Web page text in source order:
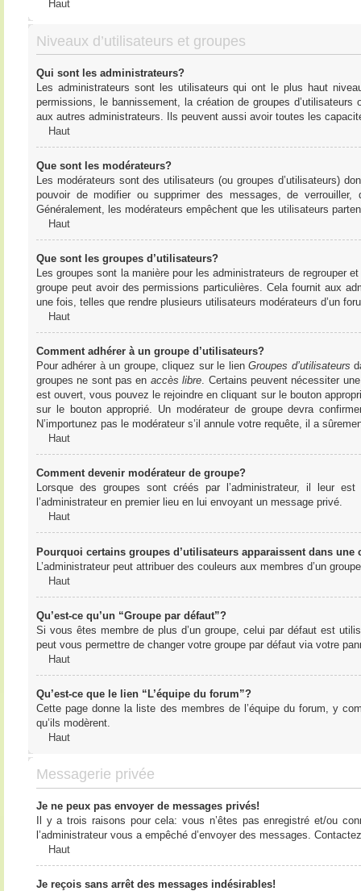
Haut
Niveaux d’utilisateurs et groupes
Qui sont les administrateurs?
Les administrateurs sont les utilisateurs qui ont le plus haut
permissions, le bannissement, la création de groupes
aux autres administrateurs. Ils peuvent aussi avoir toutes les
Haut
Que sont les modérateurs?
Les modérateurs sont des utilisateurs (ou groupes d’utilisateurs)
pouvoir de modifier ou supprimer des messages, de
Généralement, les modérateurs empêchent que les utilisateurs
Haut
Que sont les groupes d’utilisateurs?
Les groupes sont la manière pour les administrateurs de regrouper
groupe peut avoir des permissions particulières. Cela fournit aux
une fois, telles que rendre plusieurs utilisateurs modérateurs d’un
Haut
Comment adhérer à un groupe d’utilisateurs?
Pour adhérer à un groupe, cliquez sur le lienGroupes d’utilisateurs
groupes ne sont pas en accès libre. Certains peuvent nécessiter
est ouvert, vous pouvez le rejoindre en cliquant sur le bouton
sur le bouton approprié. Un modérateur de groupe devra
N’importunez pas le modérateur s’il annule votre requête, il a
Haut
Comment devenir modérateur de groupe?
Lorsque des groupes sont créés par l’administrateur, il leur
l’administrateur en premier lieu en lui envoyant un message privé.
Haut
Pourquoi certains groupes d’utilisateurs apparaissent dans une
L’administrateur peut attribuer des couleurs aux membres d’un
Haut
Qu’est-ce qu’un “Groupe par défaut”?
Si vous êtes membre de plus d’un groupe, celui par défaut est
peut vous permettre de changer votre groupe par défaut via votre
Haut
Qu’est-ce que le lien “L’équipe du forum”?
Cette page donne la liste des membres de l’équipe du forum, y
qu’ils modèrent.
Haut
Messagerie privée
Je ne peux pas envoyer de messages privés!
Il y a trois raisons pour cela: vous n’êtes pas enregistré et/ou
l’administrateur vous a empêché d’envoyer des messages.
Haut
Je reçois sans arrêt des messages indésirables!